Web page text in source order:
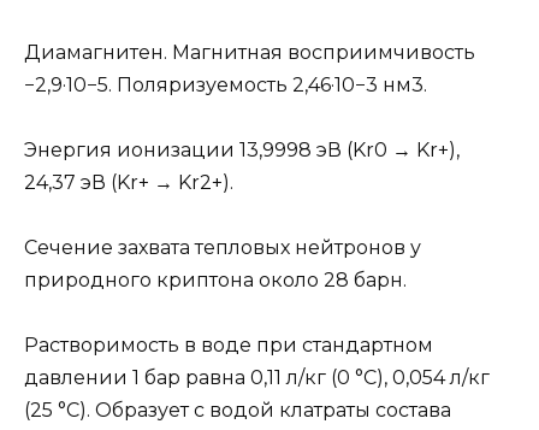
Диамагнитен. Магнитная восприимчивость
−2,9·10−5. Поляризуемость 2,46·10−3 нм3.
Энергия ионизации 13,9998 эВ (Kr0 → Kr+),
24,37 эВ (Kr+ → Kr2+).
Сечение захвата тепловых нейтронов у
природного криптона около 28 барн.
Растворимость в воде при стандартном
давлении 1 бар равна 0,11 л/кг (0 °C), 0,054 л/кг
(25 °C). Образует с водой клатраты состава